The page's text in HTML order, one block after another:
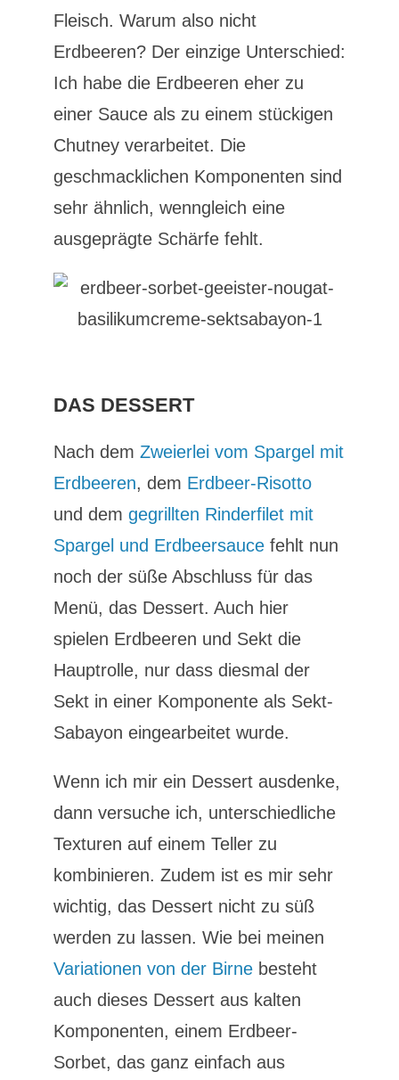
Fleisch. Warum also nicht
Erdbeeren? Der einzige Unterschied:
Ich habe die Erdbeeren eher zu
einer Sauce als zu einem stückigen
Chutney verarbeitet. Die
geschmacklichen Komponenten sind
sehr ähnlich, wenngleich eine
ausgeprägte Schärfe fehlt.
DAS DESSERT
Nach dem Zweierlei vom Spargel mit
Erdbeeren, dem Erdbeer-Risotto
und dem gegrillten Rinderfilet mit
Spargel und Erdbeersaucefehlt nun
noch der süße Abschluss für das
Menü, das Dessert. Auch hier
spielen Erdbeeren und Sekt die
Hauptrolle, nur dass diesmal der
Sekt in einer Komponente als Sekt-
Sabayon eingearbeitet wurde.
Wenn ich mir ein Dessert ausdenke,
dann versuche ich, unterschiedliche
Texturen auf einem Teller zu
kombinieren. Zudem ist es mir sehr
wichtig, das Dessert nicht zu süß
werden zu lassen. Wie bei meinen
Variationen von der Birnebesteht
auch dieses Dessert aus kalten
Komponenten, einem Erdbeer-
Sorbet, das ganz einfach aus